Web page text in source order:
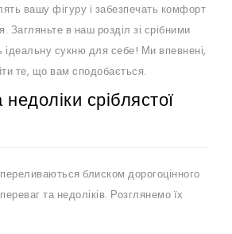
вашу фігуру і забезпечать комфорт
Загляньте в наш розділ зі срібними
ідеальну сукню для себе! Ми впевнені,
те, що вам сподобається.
сріблястої
блиском дорогоцінного
та недоліків. Розглянемо їх